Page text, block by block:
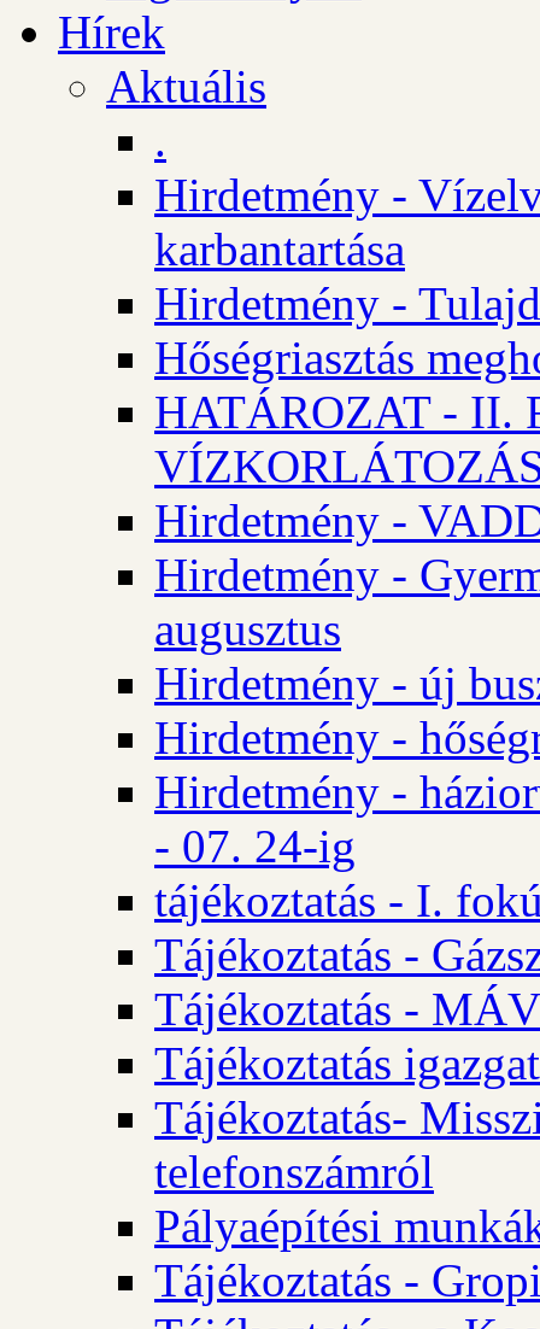
Hírek
Aktuális
.
Hirdetmény -
karbantartása
Hirdetmény -
Hőségriasztás
HATÁROZAT - II.
Hirdetmény -
Hirdetmény -
augusztus
Hirdetmény - új
Hirdetmény -
Hirdetmény -
- 07. 24-ig
tájékoztatás - I.
Tájékoztatás -
Tájékoztatás -
Tájékoztatás
Tájékoztatás-
telefonszámról
Pályaépítési
Tájékoztatás -